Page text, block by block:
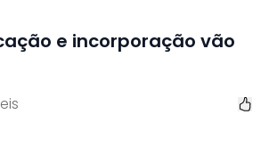
e incorporação vão